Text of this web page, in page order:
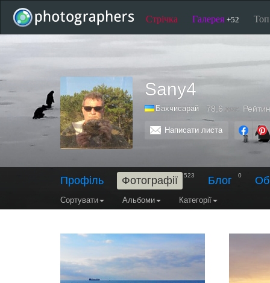
Стрічка Галерея +52
Sany4
Бахчисарай 78,6 тис.
Написати листа
Профіль Фотографії 523 Блог 0
Сортувати Альбоми Категорії